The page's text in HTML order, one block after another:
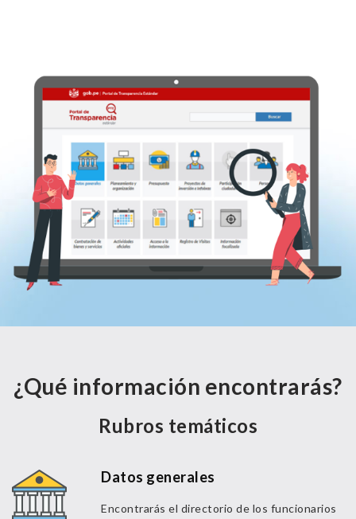
¿Qué información encontrarás?
Rubros temáticos
Datos generales
Encontrarás el directorio de los funcionarios